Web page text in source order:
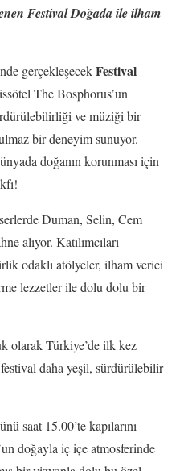
Festival Doğada ile ilham
gerçekleşecekFestival
The Bosphorus’un
ve müziği bir
bir deneyim sunuyor.
doğanın korunması için
Duman, Selin, Cem
alıyor. Katılımcıları
odaklı atölyeler, ilham verici
lezzetler ile dolu dolu bir
olarak Türkiye’de ilk kez
daha yeşil, sürdürülebilir
saat 15.00’te kapılarını
doğayla iç içe atmosferinde